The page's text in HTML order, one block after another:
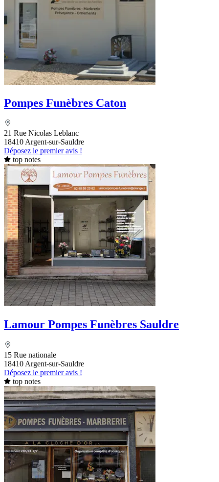
Pompes Funèbres Caton
21 Rue Nicolas Leblanc
18410 Argent-sur-Sauldre
Déposez le premier avis !
top notes
Lamour Pompes Funèbres Sauldre
15 Rue nationale
18410 Argent-sur-Sauldre
Déposez le premier avis !
top notes